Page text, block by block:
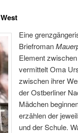
Eine
Briefroman
Element
vermittelt Oma
zwischen ihrer
der Ostberliner
Mädchen
erzählen der
und der Schule.